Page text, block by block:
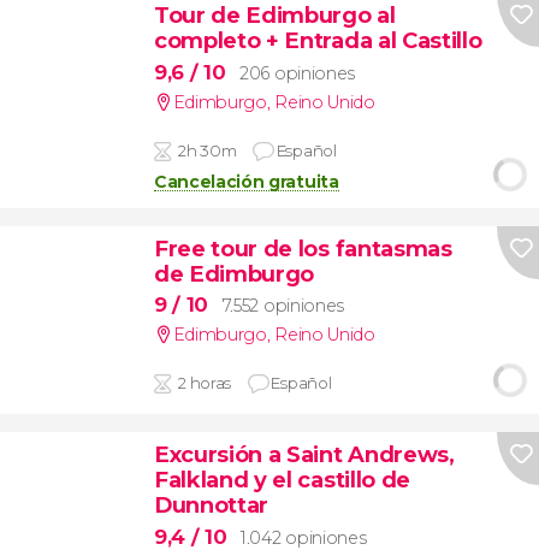
Tour de Edimburgo al
completo + Entrada al Castillo
9,6 / 10
206 opiniones
Edimburgo, Reino Unido
2h 30m Español
Cancelación gratuita
Free tour de los fantasmas
de Edimburgo
9/ 10
7.552 opiniones
Edimburgo, Reino Unido
2 horas Español
Excursión a Saint Andrews,
Falkland y el castillo de
Dunnottar
9,4 / 10
1.042 opiniones